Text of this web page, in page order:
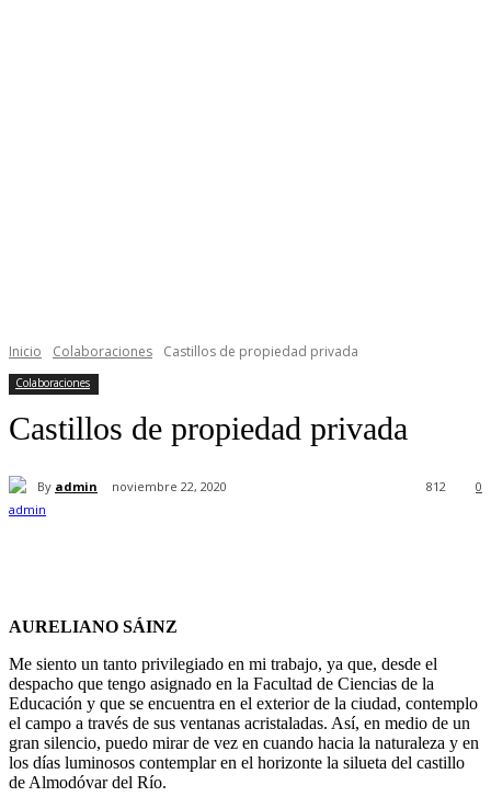
Inicio Colaboraciones Castillos de propiedad privada
Colaboraciones
Castillos de propiedad privada
By admin noviembre 22, 2020 0
812
AURELIANO SÁINZ
Me siento un tanto privilegiado en mi trabajo, ya que, desde el
despacho que tengo asignado en la Facultad de Ciencias de la
Educación y que se encuentra en el exterior de la ciudad, contemplo
el campo a través de sus ventanas acristaladas. Así, en medio de un
gran silencio, puedo mirar de vez en cuando hacia la naturaleza y en
los días luminosos contemplar en el horizonte la silueta del castillo
de Almodóvar del Río.